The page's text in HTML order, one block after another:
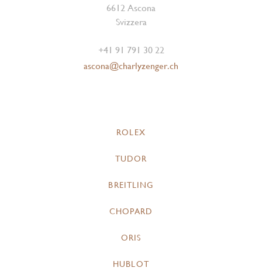
6612 Ascona
Svizzera
+41 91 791 30 22
ascona@charlyzenger.ch
ROLEX
TUDOR
BREITLING
CHOPARD
ORIS
HUBLOT